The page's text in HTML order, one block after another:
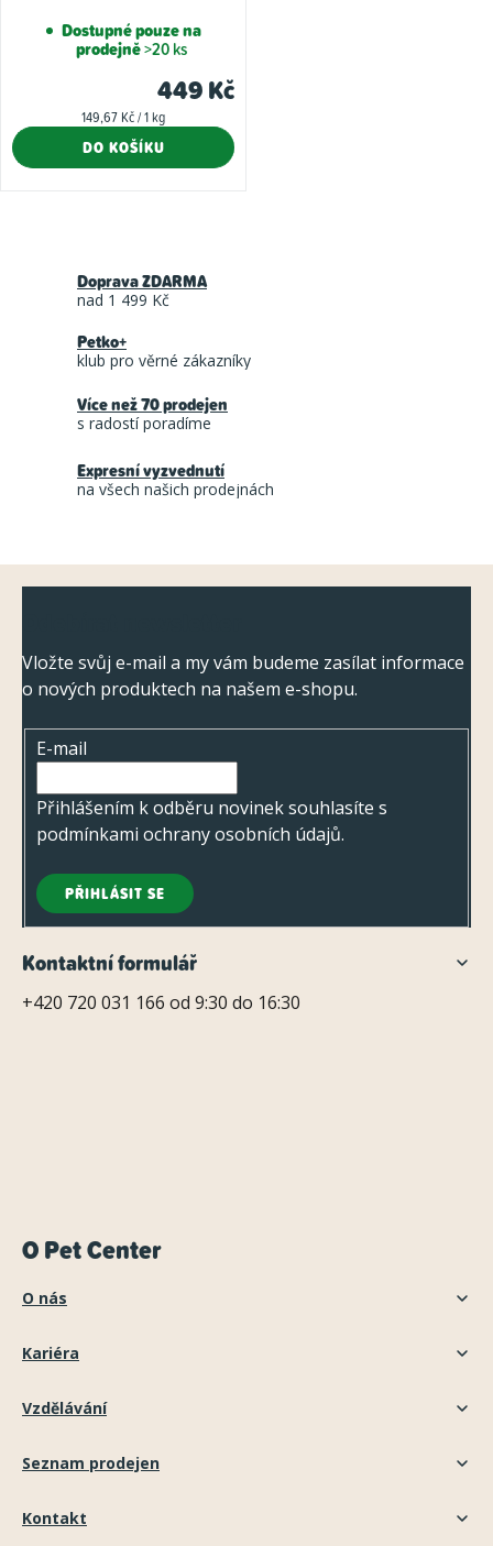
Dostupné pouze na
prodejně>20 ks
449 Kč
Měrná
149,67 Kč / 1 kg
DO KOŠÍKU
d
p
r
k
ý
p
i
Doprava ZDARMA
nad 1 499 Kč
Petko+
klub pro věrné zákazníky
Více než 70 prodejen
s radostí poradíme
Expresní vyzvednutí
na všech našich prodejnách
Vložte svůj e-mail a my vám budeme zasílat informace
o nových produktech na našem e-shopu.
E-mail
Přihlášením k odběru novinek souhlasíte s
podmínkami ochrany osobních údajů.
PŘIHLÁSIT SE
Kontaktní formulář
+420 720 031 166 od 9:30 do 16:30
O Pet Center
O nás
Kariéra
Vzdělávání
Seznam prodejen
Kontakt